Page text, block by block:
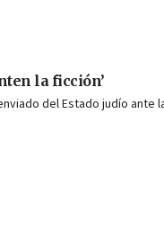
la ficción’
del Estado judío ante